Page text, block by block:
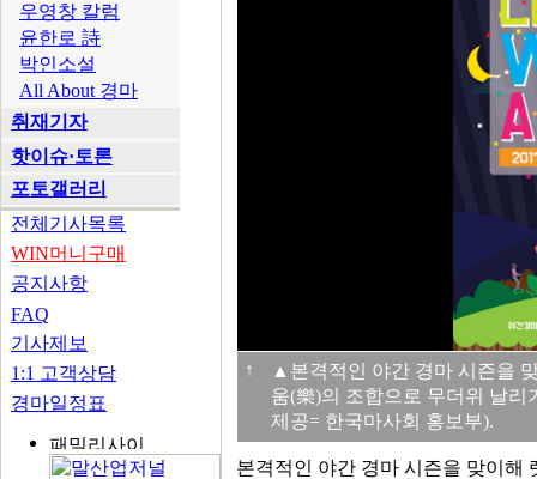
우영창 칼럼
윤한로 詩
박인소설
All About 경마
취재기자
핫이슈·토론
포토갤러리
전체기사목록
WIN머니구매
공지사항
FAQ
기사제보
1:1 고객상담
경마일정표
↑
▲본격적인 야간 경마 시즌을
움(樂)의 조합으로 무더위 날리
제공= 한국마사회 홍보부).
본격적인 야간 경마 시즌을 맞이해